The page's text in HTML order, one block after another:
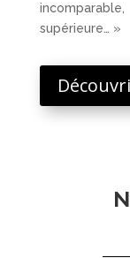
supérieure… »